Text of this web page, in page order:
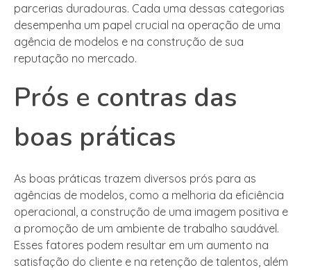
parcerias duradouras. Cada uma dessas categorias
desempenha um papel crucial na operação de uma
agência de modelos e na construção de sua
reputação no mercado.
Prós e contras das
boas práticas
As boas práticas trazem diversos prós para as
agências de modelos, como a melhoria da eficiência
operacional, a construção de uma imagem positiva e
a promoção de um ambiente de trabalho saudável.
Esses fatores podem resultar em um aumento na
satisfação do cliente e na retenção de talentos, além